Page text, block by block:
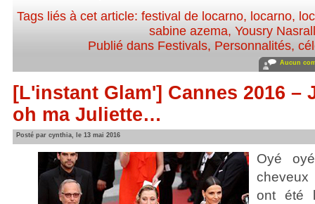
Tags liés à cet article: festival de locarno, locarno,
sabine azema, Yousry
Publié dans Festivals, Personnalités,
Aucun
[L'instant Glam'] Cannes 2016 –
oh ma Juliette…
Posté par cynthia, le 13 mai 2016
Oyé
cheveux
ont été